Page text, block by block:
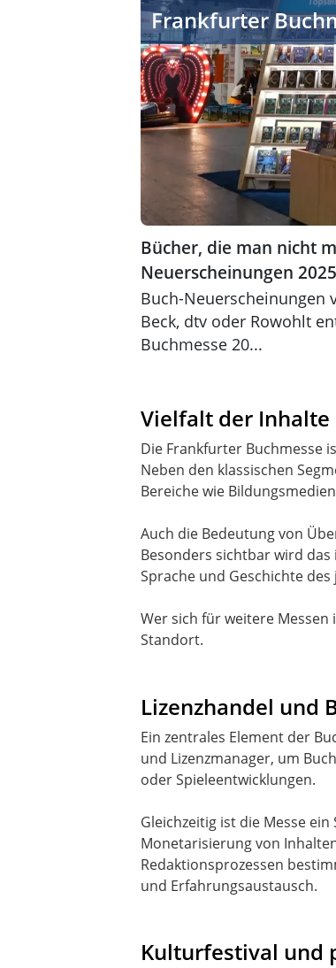
Frankfurter
Bücher, die man nicht
Neuerscheinungen 2025
Buch-Neuerscheinungen
Beck, dtv oder Rowohlt
Buchmesse 20...
Vielfalt der Inhalte
Die Frankfurter Buchmesse
Neben den klassischen
Bereiche wie
Auch die Bedeutung von
Besonders sichtbar wird
Sprache und Geschichte
Wer sich für weitere
Standort.
Lizenzhandel und
Ein zentrales Element der
und Lizenzmanager, um
oder Spieleentwicklungen.
Gleichzeitig ist die Messe
Monetarisierung von
Redaktionsprozessen
und Erfahrungsaustausch.
Kulturfestival und